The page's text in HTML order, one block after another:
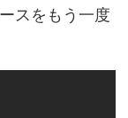
スをもう一度